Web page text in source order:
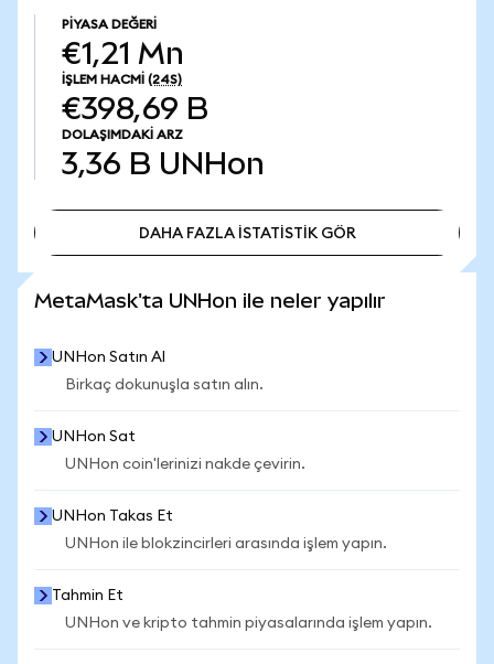
PIYASA DEĞERI
€1,21 Mn
İŞLEM HACMI (24S)
€398,69 B
DOLAŞIMDAKI ARZ
3,36 B UNHon
DAHA FAZLA İSTATİSTİK GÖR
MetaMask'ta UNHon ile neler yapılır
UNHon Satın Al
Birkaç dokunuşla satın alın.
UNHon Sat
UNHon coin'lerinizi nakde çevirin.
UNHon Takas Et
UNHon ile blokzincirleri arasında işlem yapın.
Tahmin Et
UNHon ve kripto tahmin piyasalarında işlem yapın.